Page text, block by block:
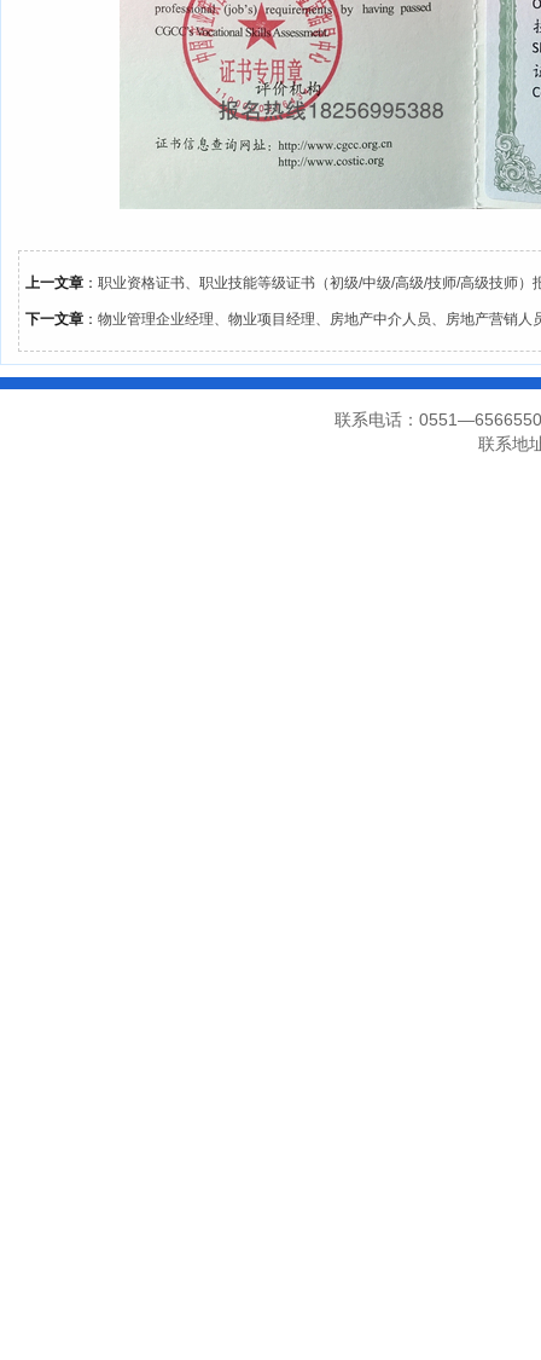
上一文章 ： 职业资格证书、职业技能等级证书（初级/中级/高级/技师/高级技师）
下一文章 ： 物业管理企业经理、物业项目经理、房地产中介人员、房地产营销人
联系电话：
联系地